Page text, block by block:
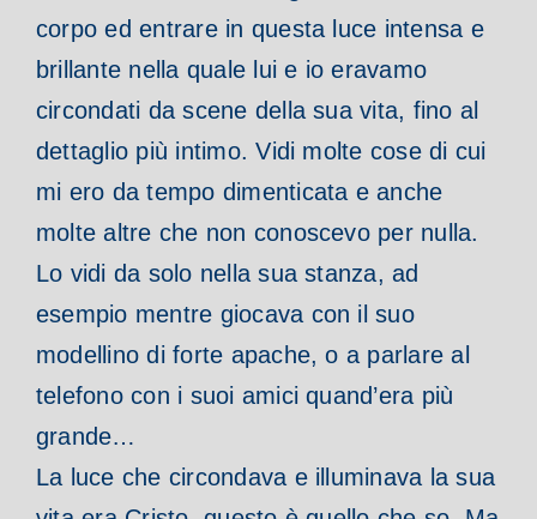
corpo ed entrare in questa luce intensa e
brillante nella quale lui e io eravamo
circondati da scene della sua vita, fino al
dettaglio più intimo. Vidi molte cose di cui
mi ero da tempo dimenticata e anche
molte altre che non conoscevo per nulla.
Lo vidi da solo nella sua stanza, ad
esempio mentre giocava con il suo
modellino di forte apache, o a parlare al
telefono con i suoi amici quand’era più
grande…
La luce che circondava e illuminava la sua